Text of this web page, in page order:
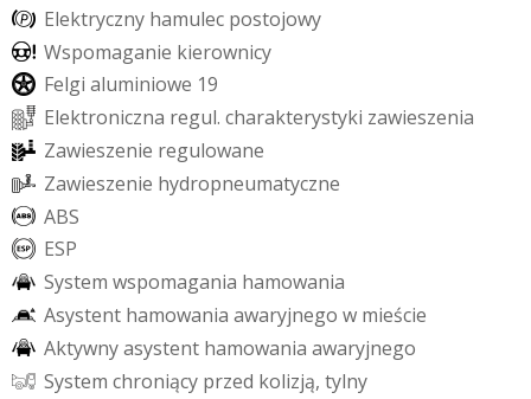
Elektryczny hamulec postojowy
Wspomaganie kierownicy
Felgi aluminiowe 19
Elektroniczna regul. charakterystyki zawieszenia
Zawieszenie regulowane
Zawieszenie hydropneumatyczne
ABS
ESP
System wspomagania hamowania
Asystent hamowania awaryjnego w mieście
Aktywnyasystent hamowania awaryjnego
System chroniący przed kolizją, tylny